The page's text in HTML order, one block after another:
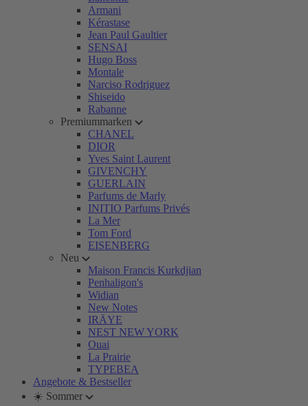
Armani
Kérastase
Jean Paul Gaultier
SENSAI
Hugo Boss
Montale
Narciso Rodriguez
Shiseido
Rabanne
Premiummarken
CHANEL
DIOR
Yves Saint Laurent
GIVENCHY
GUERLAIN
Parfums de Marly
INITIO Parfums Privés
La Mer
Tom Ford
EISENBERG
Neu
Maison Francis Kurkdjian
Penhaligon's
Widian
New Notes
IRÄYE
NEST NEW YORK
Ouai
La Prairie
TYPEBEA
Angebote & Bestseller
☀️ Sommer